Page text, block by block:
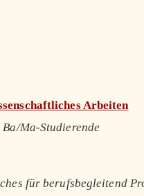
Arbeiten
Ma-Studierende
für berufsbegleitend